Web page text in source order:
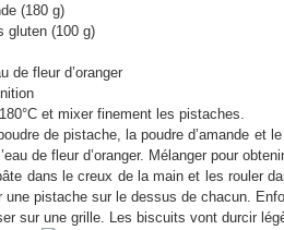
(180 g)
gluten (100 g)
de fleur d’oranger
et mixer finement les pistaches.
de pistache, la poudre d’amande et
de fleur d’oranger. Mélanger pour
dans le creux de la main et les rouler
pistache sur le dessus de chacun.
sur une grille. Les biscuits vont durcir